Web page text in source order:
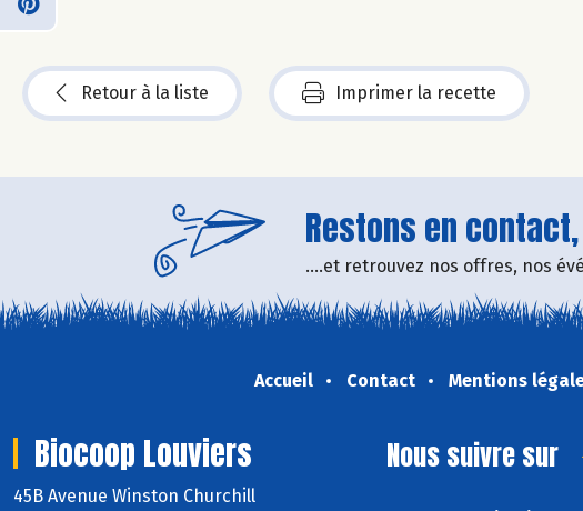
Retour à la liste Imprimer la recette
Restons en
....et retrouvez nos offres, nos
Accueil Contact Mentions
Biocoop Louviers
45B Avenue Winston Churchill
Nous suivre sur